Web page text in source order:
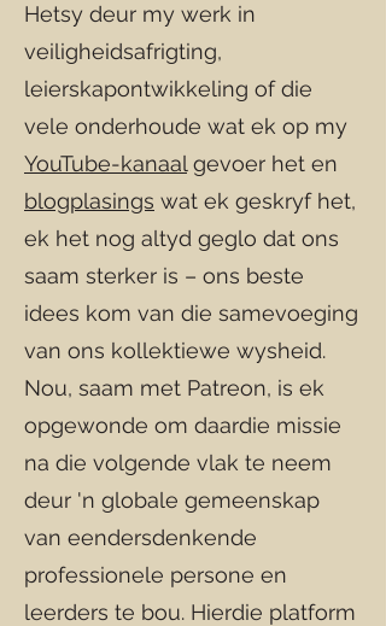
Hetsy deur my werk in
veiligheidsafrigting,
leierskapontwikkeling of die
vele onderhoude wat ek op my
YouTube-kanaal gevoer het en
blogplasings wat ek geskryf het,
ek het nog altyd geglo dat ons
saam sterker is – ons beste
idees kom van die samevoeging
van ons kollektiewe wysheid.
Nou, saam met Patreon, is ek
opgewonde om daardie missie
na die volgende vlak te neem
deur 'n globale gemeenskap
van eendersdenkende
professionele persone en
leerders te bou. Hierdie platform